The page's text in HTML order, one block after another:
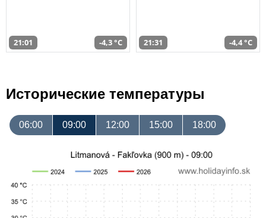
21:01 -4,3 °C 21:31 -4,4 °C
Исторические температуры
06:00 09:00 12:00 15:00 18:00